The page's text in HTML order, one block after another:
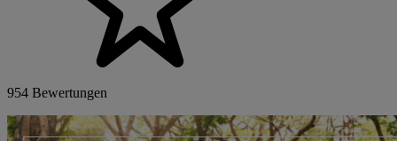
954 Bewertungen